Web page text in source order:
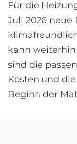
Für die
Juli 2026 neue
kann
sind die
Kosten und
Beginn der